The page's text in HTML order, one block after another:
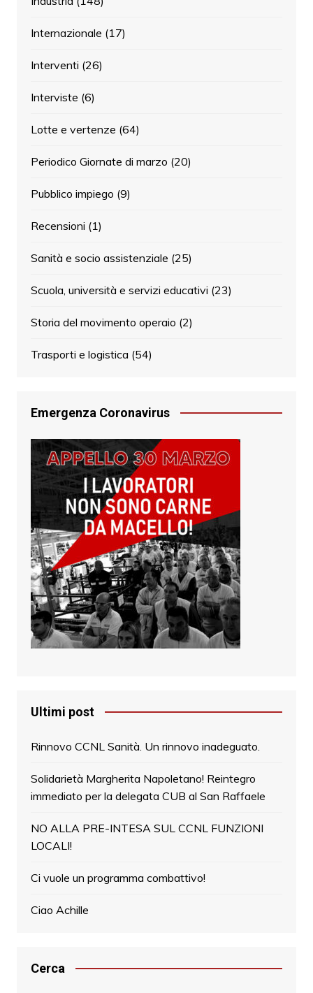
Internazionale (17)
Interventi (26)
Interviste (6)
Lotte e vertenze (64)
Periodico Giornate di marzo (20)
Pubblico impiego (9)
Recensioni (1)
Sanità e socio assistenziale (25)
Scuola, università e servizi educativi (23)
Storia del movimento operaio (2)
Trasporti e logistica (54)
Emergenza Coronavirus
Ultimi post
Rinnovo CCNL Sanità. Un rinnovo inadeguato.
Solidarietà Margherita Napoletano! Reintegro
immediato per la delegata CUB al San Raffaele
NO ALLA PRE-INTESA SUL CCNL FUNZIONI
LOCALI!
Ci vuole un programma combattivo!
Ciao Achille
Cerca